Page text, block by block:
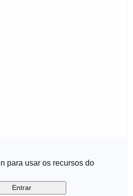
para usar os recursos do
Entrar